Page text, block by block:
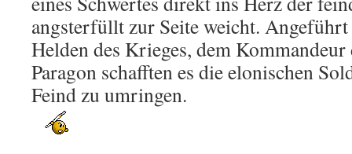
angsterfüllt zur Seite weicht.
Helden des Krieges, dem
Paragon schafften es die elonischen
Feind zu umringen.